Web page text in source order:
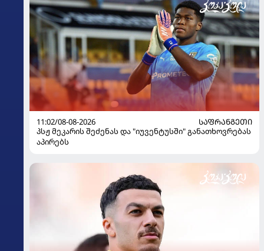
11:02/08-08-2026
ᲡᲐᲤᲠᲐᲜᲒᲔᲗᲘ
პსჟ მეკარის შეძენას და "იუვენტუსში" განათხოვრებას
აპირებს